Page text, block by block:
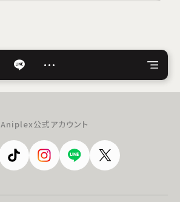
…
Aniplex公式アカウント